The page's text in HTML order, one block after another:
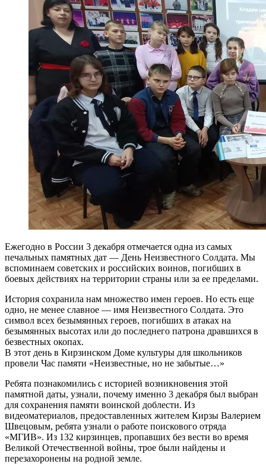
Ежегодно в России 3 декабря отмечается одна из самых
печальных памятных дат — День Неизвестного Солдата. Мы
вспоминаем советских и российских воинов, погибших в
боевых действиях на территории страны или за ее пределами.
История сохранила нам множество имен героев. Но есть еще
одно, не менее славное — имя Неизвестного Солдата. Это
символ всех безымянных героев, погибших в атаках на
безымянных высотах или до последнего патрона дравшихся в
безвестных окопах.
В этот день в Кирзинском Доме культуры для школьников
провели Час памяти «Неизвестные, но не забытые…»
Ребята познакомились с историей возникновения этой
памятной даты, узнали, почему именно 3 декабря был выбран
для сохранения памяти воинской доблести. Из
видеоматериалов, предоставленных жителем Кирзы Валерием
Швецовым, ребята узнали о работе поискового отряда
«МГИВ». Из 132 кирзинцев, пропавших без вести во время
Великой Отечественной войны, трое были найдены и
перезахоронены на родной земле.